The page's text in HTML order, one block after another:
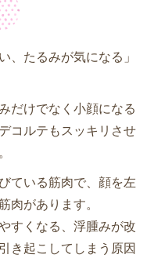
、たるみが気になる」
だけでなく小顔になる
コルテもスッキリさせ
ている筋肉で、顔を左
肉があります。
すくなる、浮腫みが改
き起こしてしまう原因